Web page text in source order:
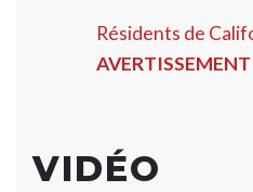
Résidents de
AVERTISSEMENT
VIDÉO